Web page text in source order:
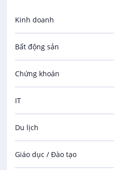
Kinh doanh
Bất động sản
Chứng khoán
IT
Du lịch
Giáo dục / Đào tạo